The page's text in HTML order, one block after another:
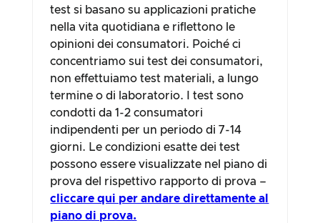
test si basano su applicazioni pratiche
nella vita quotidiana e riflettono le
opinioni dei consumatori. Poiché ci
concentriamo sui test dei consumatori,
non effettuiamo test materiali, a lungo
termine o di laboratorio. I test sono
condotti da 1-2 consumatori
indipendenti per un periodo di 7-14
giorni. Le condizioni esatte dei test
possono essere visualizzate nel piano di
prova del rispettivo rapporto di prova –
cliccare qui per andare direttamente al
piano di prova.